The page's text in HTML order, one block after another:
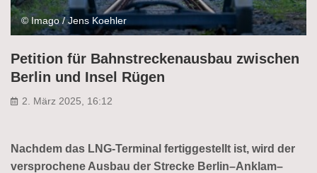
© Imago / Jens Koehler
Petition für Bahnstreckenausbau zwischen
Berlin und Insel Rügen
2. März 2025, 16:12
Nachdem das LNG-Terminal fertiggestellt ist, wird der
versprochene Ausbau der Strecke Berlin–Anklam–